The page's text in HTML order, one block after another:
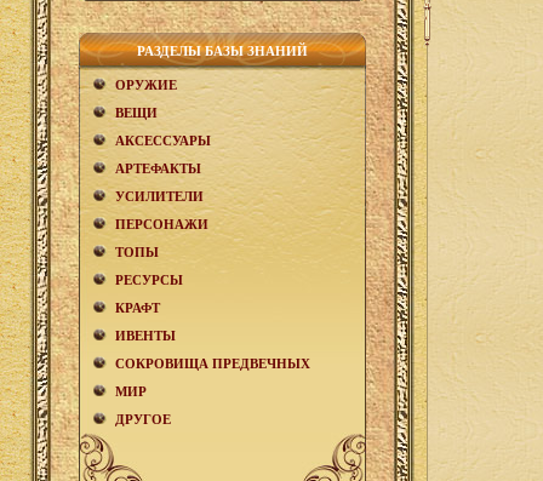
РАЗДЕЛЫ БАЗЫ ЗНАНИЙ
ОРУЖИЕ
ВЕЩИ
АКCЕСCУАРЫ
АРТЕФАКТЫ
УСИЛИТЕЛИ
ПЕРСОНАЖИ
ТОПЫ
РЕСУРСЫ
КРАФТ
ИВЕНТЫ
СОКРОВИЩА ПРЕДВЕЧНЫХ
МИР
ДРУГОЕ